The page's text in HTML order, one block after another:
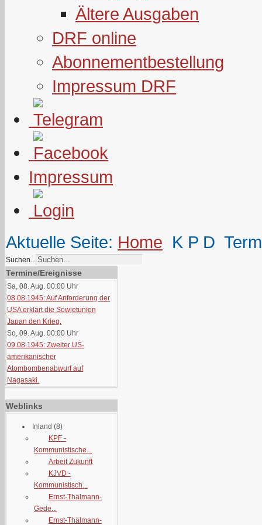
Ältere Ausgaben
DRF online
Abonnementbestellung
Impressum DRF
Impressum
Aktuelle Seite: Home K P D
Suchen...
Termine/Ereignisse
Sa, 08. Aug. 00:00 Uhr
08.08.1945: Auf Anforderung der
USA erklärt die Sowjetunion
Japan den Krieg.
So, 09. Aug. 00:00 Uhr
09.08.1945: Zweiter US-
amerikanischer
Atombombenabwurf auf
Nagasaki.
Weblinks
Inland (8)
KPF -
Kommunistische...
Arbeit Zukunft
KJVD -
Kommunistisch...
Ernst-Thälmann-
Gede...
Ernst-Thälmann-